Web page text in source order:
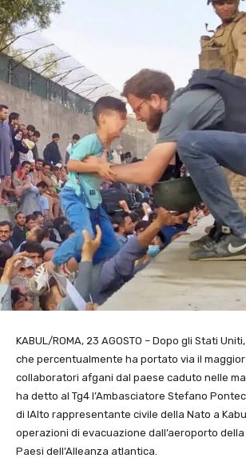
KABUL/ROMA, 23 AGOSTO – Dopo gli Stati
che percentualmente ha portato via il
collaboratori afgani dal paese caduto nelle
ha detto al Tg4 l’Ambasciatore Stefano
di lAlto rappresentante civile della Nato a
operazioni di evacuazione dall’aeroporto
Paesi dell’Alleanza atlantica.